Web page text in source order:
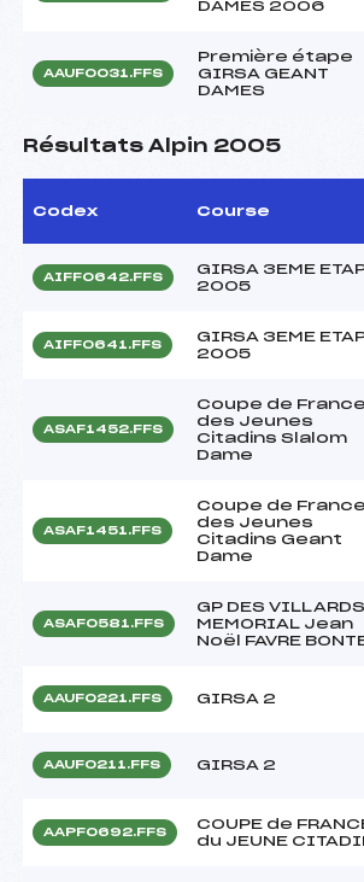
DAMES 2006
AAUF0031.FFS
Première étape
GIRSA GEANT
DAMES
Résultats Alpin 2005
Codex Course
AIFF0642.FFS
GIRSA 3EME
2005
AIFF0641.FFS
GIRSA 3EME
2005
ASAF1452.FFS
Coupe de France
des Jeunes
Citadins Slalom
Dame
ASAF1451.FFS
Coupe de France
des Jeunes
Citadins Geant
Dame
ASAF0581.FFS
GP DES VILLARDS
MEMORIAL Jean
Noël FAVRE
AAUF0221.FFS GIRSA 2
AAUF0211.FFS GIRSA 2
AAPF0692.FFS
COUPE de
du JEUNE